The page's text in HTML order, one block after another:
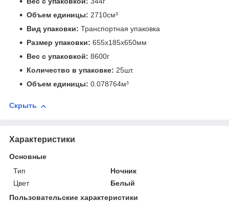
Объем единицы: 2710см³
Вид упаковки: Транспортная упаковка
Размер упаковки: 655x185x650мм
Вес с упаковкой: 8600г
Количество в упаковке: 25шт.
Объем единицы: 0.078764м³
Скрыть
Характеристики
Основные
Тип
Ночник
Цвет
Белый
Пользовательские характеристики